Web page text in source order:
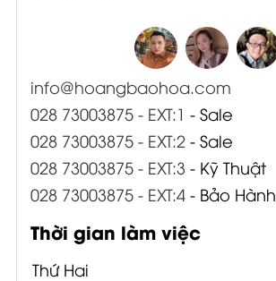
info@hoangbaohoa.com
028 73003875 - EXT:1 - Sale
028 73003875 - EXT:2- Sale
028 73003875 - EXT:3 - Kỹ Thuật
028 73003875 - EXT:4- Bảo Hành
Thời gian làm việc
Thứ Hai